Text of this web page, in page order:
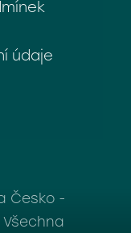
údaje
Česko -